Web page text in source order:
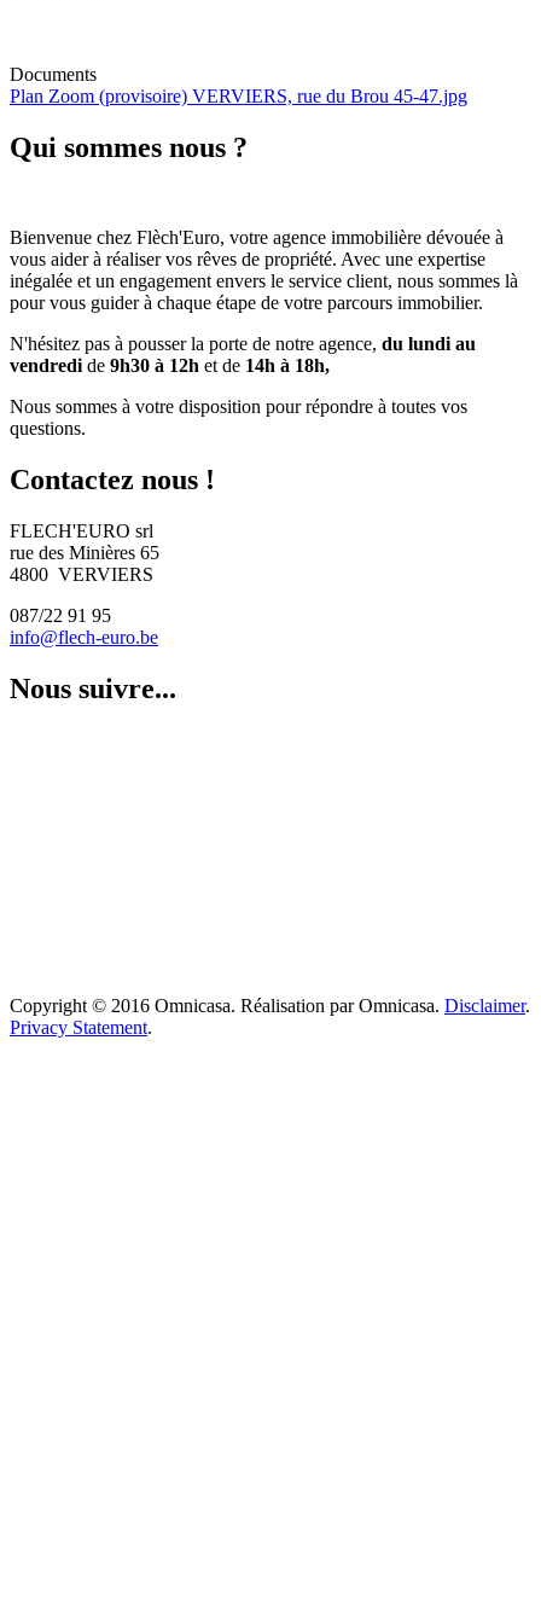
Documents
Plan Zoom (provisoire) VERVIERS, rue du Brou 45-47.jpg
Qui sommes nous ?
Bienvenue chez Flèch'Euro, votre agence immobilière dévouée à
vous aider à réaliser vos rêves de propriété. Avec une expertise
inégalée et un engagement envers le service client, nous sommes là
pour vous guider à chaque étape de votre parcours immobilier.
N'hésitez pas à pousser la porte de notre agence, du lundi au
vendredi de 9h30 à 12h et de 14h à 18h,
Nous sommes à votre disposition pour répondre à toutes vos
questions.
Contactez nous !
FLECH'EURO srl
rue des Minières 65
4800 VERVIERS
087/22 91 95
info@flech-euro.be
Nous suivre...
Copyright © 2016 Omnicasa. Réalisation par Omnicasa. Disclaimer.
Privacy Statement.